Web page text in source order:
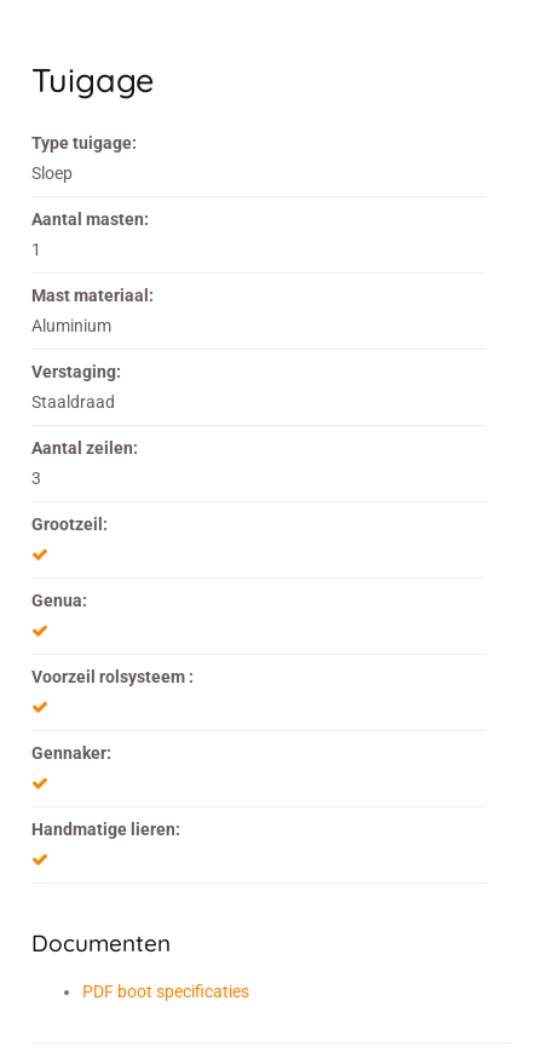
Tuigage
Type tuigage:
Sloep
Aantal masten:
1
Mast materiaal:
Aluminium
Verstaging:
Staaldraad
Aantal zeilen:
3
Grootzeil:
Genua:
Voorzeil rolsysteem :
Gennaker:
Handmatige lieren:
Documenten
PDF boot specificaties